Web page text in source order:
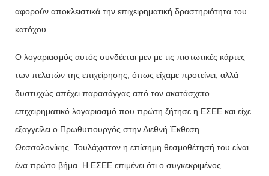
αφορούν αποκλειστικά την επιχειρηματική δραστηριότητα του
κατόχου.
Ο λογαριασμός αυτός συνδέεται μεν με τις πιστωτικές κάρτες
των πελατών της επιχείρησης, όπως είχαμε προτείνει, αλλά
δυστυχώς απέχει παρασάγγας από τον ακατάσχετο
επιχειρηματικό λογαριασμό που πρώτη ζήτησε η ΕΣΕΕ και είχε
εξαγγείλει ο Πρωθυπουργός στην Διεθνή Έκθεση
Θεσσαλονίκης. Τουλάχιστον η επίσημη θεσμοθέτησή του είναι
ένα πρώτο βήμα. Η ΕΣΕΕ επιμένει ότι ο συγκεκριμένος